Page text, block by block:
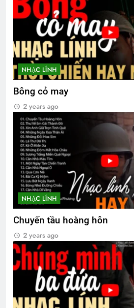
3 Years Ago
Thăm CSVSQ
2 Years Ago
LÁ THƯ ĐÃ
Tagore)
3 Years Ago
CTBCTY Tập IV
3 Years Ago
English For Today
1 Year Ago
Thông tin về ĐH
2 Years Ago
NHẠC LÍNH
Bông cỏ may
2 years ago
NHẠC LÍNH
Chuyến tầu hoàng hôn
2 years ago